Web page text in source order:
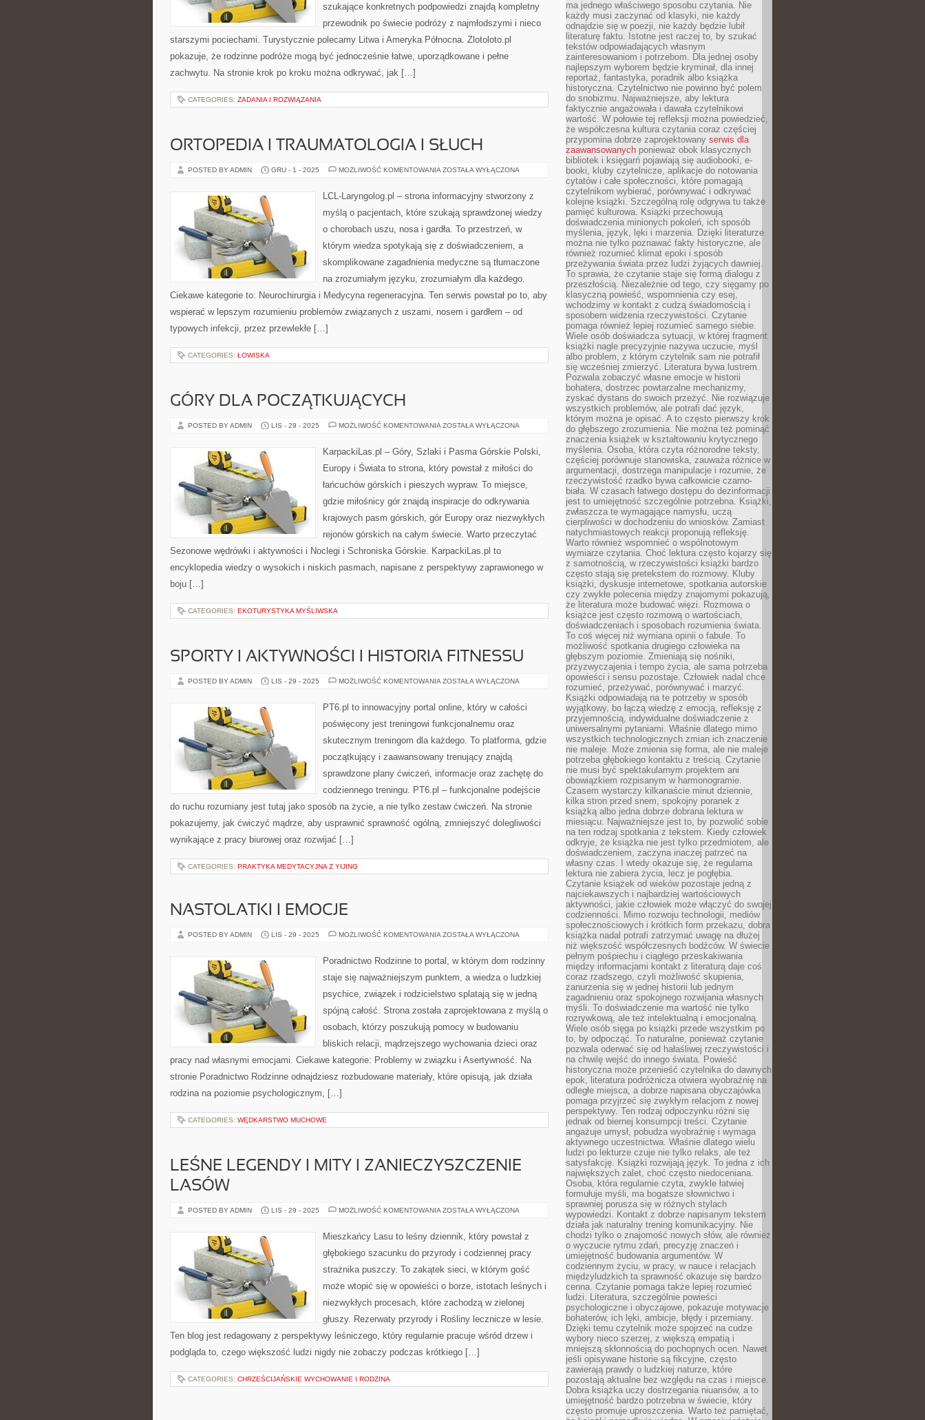
szukające konkretnych podpowiedzi znajdą kompletny
przewodnik po świecie podróży z najmłodszymi i nieco
starszymi pociechami. Turystycznie polecamy Litwa i Ameryka Północna. Zlotoloto.pl
pokazuje, że rodzinne podróże mogą być jednocześnie łatwe, uporządkowane i pełne
zachwytu. Na stronie krok po kroku można odkrywać, jak […]
CATEGORIES: ZADANIA I ROZWIĄZANIA
ORTOPEDIA I TRAUMATOLOGIA I SŁUCH
POSTED BY ADMIN GRU - 1 - 2025 MOŻLIWOŚĆ KOMENTOWANIA ORTOPEDIA
SŁUCH
ZOSTAŁA WYŁĄCZONA
LCL-Laryngolog.pl – strona informacyjny stworzony z
myślą o pacjentach, które szukają sprawdzonej wiedzy
o chorobach uszu, nosa i gardła. To przestrzeń, w
którym wiedza spotykają się z doświadczeniem, a
skomplikowane zagadnienia medyczne są tłumaczone
na zrozumiałym języku, zrozumiałym dla każdego.
Ciekawe kategorie to: Neurochirurgia i Medycyna regeneracyjna. Ten serwis powstał po to, aby
wspierać w lepszym rozumieniu problemów związanych z uszami, nosem i gardłem – od
typowych infekcji, przez przewlekłe […]
CATEGORIES: ŁOWISKA
GÓRY DLA POCZĄTKUJĄCYCH
POSTED BY ADMIN LIS - 29 - 2025 MOŻLIWOŚĆ KOMENTOWANIA GÓRY
ZOSTAŁA WYŁĄCZONA
KarpackiLas.pl – Góry, Szlaki i Pasma Górskie Polski,
Europy i Świata to strona, który powstał z miłości do
łańcuchów górskich i pieszych wypraw. To miejsce,
gdzie miłośnicy gór znajdą inspiracje do odkrywania
krajowych pasm górskich, gór Europy oraz niezwykłych
rejonów górskich na całym świecie. Warto przeczytać
Sezonowe wędrówki i aktywności i Noclegi i Schroniska Górskie. KarpackiLas.pl to
encyklopedia wiedzy o wysokich i niskich pasmach, napisane z perspektywy zaprawionego w
boju […]
CATEGORIES: EKOTURYSTYKA MYŚLIWSKA
SPORTY I AKTYWNOŚCI I HISTORIA FITNESSU
POSTED BY ADMIN LIS - 29 - 2025 MOŻLIWOŚĆ KOMENTOWANIA SPORTY
HISTORIA
ZOSTAŁA WYŁĄCZONA
PT6.pl to innowacyjny portal online, który w całości
poświęcony jest treningowi funkcjonalnemu oraz
skutecznym treningom dla każdego. To platforma, gdzie
początkujący i zaawansowany trenujący znajdą
sprawdzone plany ćwiczeń, informacje oraz zachętę do
codziennego treningu. PT6.pl – funkcjonalne podejście
do ruchu rozumiany jest tutaj jako sposób na życie, a nie tylko zestaw ćwiczeń. Na stronie
pokazujemy, jak ćwiczyć mądrze, aby usprawnić sprawność ogólną, zmniejszyć dolegliwości
wynikające z pracy biurowej oraz rozwijać […]
CATEGORIES: PRAKTYKA MEDYTACYJNA Z YIJING
NASTOLATKI I EMOCJE
POSTED BY ADMIN LIS - 29 - 2025 MOŻLIWOŚĆ KOMENTOWANIA NASTOLATKI
ZOSTAŁA WYŁĄCZONA
Poradnictwo Rodzinne to portal, w którym dom rodzinny
staje się najważniejszym punktem, a wiedza o ludzkiej
psychice, związek i rodzicielstwo splatają się w jedną
spójną całość. Strona została zaprojektowana z myślą o
osobach, którzy poszukują pomocy w budowaniu
bliskich relacji, mądrzejszego wychowania dzieci oraz
pracy nad własnymi emocjami. Ciekawe kategorie: Problemy w związku i Asertywność. Na
stronie Poradnictwo Rodzinne odnajdziesz rozbudowane materiały, które opisują, jak działa
rodzina na poziomie psychologicznym, […]
CATEGORIES: WĘDKARSTWO MUCHOWE
LEŚNE LEGENDY I MITY I ZANIECZYSZCZENIE
LASÓW
POSTED BY ADMIN LIS - 29 - 2025 MOŻLIWOŚĆ KOMENTOWANIA LEŚNE
MITY
I
LASÓW
ZOSTAŁA WYŁĄCZONA
Mieszkańcy Lasu to leśny dziennik, który powstał z
głębokiego szacunku do przyrody i codziennej pracy
strażnika puszczy. To zakątek sieci, w którym gość
może wtopić się w opowieści o borze, istotach leśnych i
niezwykłych procesach, które zachodzą w zielonej
głuszy. Rezerwaty przyrody i Rośliny lecznicze w lesie.
Ten blog jest redagowany z perspektywy leśniczego, który regularnie pracuje wśród drzew i
podgląda to, czego większość ludzi nigdy nie zobaczy podczas krótkiego […]
CATEGORIES: CHRZEŚCIJAŃSKIE WYCHOWANIE I RODZINA
ma jednego właściwego sposobu czytania. Nie
każdy musi zaczynać od klasyki, nie każdy
odnajdzie się w poezji, nie każdy będzie lubił
literaturę faktu. Istotne jest raczej to, by szukać
tekstów odpowiadających własnym
zainteresowaniom i potrzebom. Dla jednej osoby
najlepszym wyborem będzie kryminał, dla innej
reportaż, fantastyka, poradnik albo książka
historyczna. Czytelnictwo nie powinno być polem
do snobizmu. Najważniejsze, aby lektura
faktycznie angażowała i dawała czytelnikowi
wartość. W połowie tej refleksji można powiedzieć,
że współczesna kultura czytania coraz częściej
przypomina dobrze zaprojektowany serwis dla
zaawansowanych ponieważ obok klasycznych
bibliotek i księgarń pojawiają się audiobooki, e-
booki, kluby czytelnicze, aplikacje do notowania
cytatów i całe społeczności, które pomagają
czytelnikom wybierać, porównywać i odkrywać
kolejne książki. Szczególną rolę odgrywa tu także
pamięć kulturowa. Książki przechowują
doświadczenia minionych pokoleń, ich sposób
myślenia, język, lęki i marzenia. Dzięki literaturze
można nie tylko poznawać fakty historyczne, ale
również rozumieć klimat epoki i sposób
przeżywania świata przez ludzi żyjących dawniej.
To sprawia, że czytanie staje się formą dialogu z
przeszłością. Niezależnie od tego, czy sięgamy po
klasyczną powieść, wspomnienia czy esej,
wchodzimy w kontakt z cudzą świadomością i
sposobem widzenia rzeczywistości. Czytanie
pomaga również lepiej rozumieć samego siebie.
Wiele osób doświadcza sytuacji, w której fragment
książki nagle precyzyjnie nazywa uczucie, myśl
albo problem, z którym czytelnik sam nie potrafił
się wcześniej zmierzyć. Literatura bywa lustrem.
Pozwala zobaczyć własne emocje w historii
bohatera, dostrzec powtarzalne mechanizmy,
zyskać dystans do swoich przeżyć. Nie rozwiązuje
wszystkich problemów, ale potrafi dać język,
którym można je opisać. A to często pierwszy krok
do głębszego zrozumienia. Nie można też pominąć
znaczenia książek w kształtowaniu krytycznego
myślenia. Osoba, która czyta różnorodne teksty,
częściej porównuje stanowiska, zauważa różnice w
argumentacji, dostrzega manipulacje i rozumie, że
rzeczywistość rzadko bywa całkowicie czarno-
biała. W czasach łatwego dostępu do dezinformacji
jest to umiejętność szczególnie potrzebna. Książki,
zwłaszcza te wymagające namysłu, uczą
cierpliwości w dochodzeniu do wniosków. Zamiast
natychmiastowych reakcji proponują refleksję.
Warto również wspomnieć o wspólnotowym
wymiarze czytania. Choć lektura często kojarzy się
z samotnością, w rzeczywistości książki bardzo
często stają się pretekstem do rozmowy. Kluby
książki, dyskusje internetowe, spotkania autorskie
czy zwykłe polecenia między znajomymi pokazują,
że literatura może budować więzi. Rozmowa o
książce jest często rozmową o wartościach,
doświadczeniach i sposobach rozumienia świata.
To coś więcej niż wymiana opinii o fabule. To
możliwość spotkania drugiego człowieka na
głębszym poziomie. Zmieniają się nośniki,
przyzwyczajenia i tempo życia, ale sama potrzeba
opowieści i sensu pozostaje. Człowiek nadal chce
rozumieć, przeżywać, porównywać i marzyć.
Książki odpowiadają na te potrzeby w sposób
wyjątkowy, bo łączą wiedzę z emocją, refleksję z
przyjemnością, indywidualne doświadczenie z
uniwersalnymi pytaniami. Właśnie dlatego mimo
wszystkich technologicznych zmian ich znaczenie
nie maleje. Może zmienia się forma, ale nie maleje
potrzeba głębokiego kontaktu z treścią. Czytanie
nie musi być spektakularnym projektem ani
obowiązkiem rozpisanym w harmonogramie.
Czasem wystarczy kilkanaście minut dziennie,
kilka stron przed snem, spokojny poranek z
książką albo jedna dobrze dobrana lektura w
miesiącu. Najważniejsze jest to, by pozwolić sobie
na ten rodzaj spotkania z tekstem. Kiedy człowiek
odkryje, że książka nie jest tylko przedmiotem, ale
doświadczeniem, zaczyna inaczej patrzeć na
własny czas. I wtedy okazuje się, że regularna
lektura nie zabiera życia, lecz je pogłębia.
Czytanie książek od wieków pozostaje jedną z
najciekawszych i najbardziej wartościowych
aktywności, jakie człowiek może włączyć do swojej
codzienności. Mimo rozwoju technologii, mediów
społecznościowych i krótkich form przekazu, dobra
książka nadal potrafi zatrzymać uwagę na dłużej
niż większość współczesnych bodźców. W świecie
pełnym pośpiechu i ciągłego przeskakiwania
między informacjami kontakt z literaturą daje coś
coraz rzadszego, czyli możliwość skupienia,
zanurzenia się w jednej historii lub jednym
zagadnieniu oraz spokojnego rozwijania własnych
myśli. To doświadczenie ma wartość nie tylko
rozrywkową, ale też intelektualną i emocjonalną.
Wiele osób sięga po książki przede wszystkim po
to, by odpocząć. To naturalne, ponieważ czytanie
pozwala oderwać się od hałaśliwej rzeczywistości i
na chwilę wejść do innego świata. Powieść
historyczna może przenieść czytelnika do dawnych
epok, literatura podróżnicza otwiera wyobraźnię na
odległe miejsca, a dobrze napisana obyczajówka
pomaga przyjrzeć się zwykłym relacjom z nowej
perspektywy. Ten rodzaj odpoczynku różni się
jednak od biernej konsumpcji treści. Czytanie
angażuje umysł, pobudza wyobraźnię i wymaga
aktywnego uczestnictwa. Właśnie dlatego wielu
ludzi po lekturze czuje nie tylko relaks, ale też
satysfakcję. Książki rozwijają język. To jedna z ich
największych zalet, choć często niedoceniana.
Osoba, która regularnie czyta, zwykle łatwiej
formułuje myśli, ma bogatsze słownictwo i
sprawniej porusza się w różnych stylach
wypowiedzi. Kontakt z dobrze napisanym tekstem
działa jak naturalny trening komunikacyjny. Nie
chodzi tylko o znajomość nowych słów, ale również
o wyczucie rytmu zdań, precyzję znaczeń i
umiejętność budowania argumentów. W
codziennym życiu, w pracy, w nauce i relacjach
międzyludzkich ta sprawność okazuje się bardzo
cenna. Czytanie pomaga także lepiej rozumieć
ludzi. Literatura, szczególnie powieści
psychologiczne i obyczajowe, pokazuje motywacje
bohaterów, ich lęki, ambicje, błędy i przemiany.
Dzięki temu czytelnik może spojrzeć na cudze
wybory nieco szerzej, z większą empatią i
mniejszą skłonnością do pochopnych ocen. Nawet
jeśli opisywane historie są fikcyjne, często
zawierają prawdy o ludzkiej naturze, które
pozostają aktualne bez względu na czas i miejsce.
Dobra książka uczy dostrzegania niuansów, a to
umiejętność bardzo potrzebna w świecie, który
często promuje uproszczenia. Warto też pamiętać,